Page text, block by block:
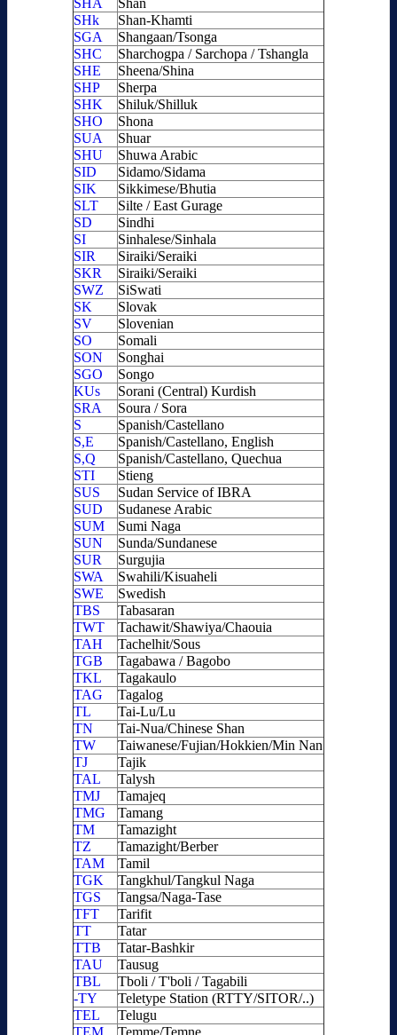
SHA
Shan
SHk
Shan-Khamti
SGA
Shangaan/Tsonga
SHC
Sharchogpa / Sarchopa / Tshangla
SHE
Sheena/Shina
SHP
Sherpa
SHK
Shiluk/Shilluk
SHO
Shona
SUA
Shuar
SHU
Shuwa Arabic
SID
Sidamo/Sidama
SIK
Sikkimese/Bhutia
SLT
Silte / East Gurage
SD
Sindhi
SI
Sinhalese/Sinhala
SIR
Siraiki/Seraiki
SKR
Siraiki/Seraiki
SWZ
SiSwati
SK
Slovak
SV
Slovenian
SO
Somali
SON
Songhai
SGO
Songo
KUs
Sorani (Central) Kurdish
SRA
Soura / Sora
S
Spanish/Castellano
S,E
Spanish/Castellano, English
S,Q
Spanish/Castellano, Quechua
STI
Stieng
SUS
Sudan Service of IBRA
SUD
Sudanese Arabic
SUM
Sumi Naga
SUN
Sunda/Sundanese
SUR
Surgujia
SWA
Swahili/Kisuaheli
SWE
Swedish
TBS
Tabasaran
TWT
Tachawit/Shawiya/Chaouia
TAH
Tachelhit/Sous
TGB
Tagabawa / Bagobo
TKL
Tagakaulo
TAG
Tagalog
TL
Tai-Lu/Lu
TN
Tai-Nua/Chinese Shan
TW
Taiwanese/Fujian/Hokkien/Min Nan
TJ
Tajik
TAL
Talysh
TMJ
Tamajeq
TMG
Tamang
TM
Tamazight
TZ
Tamazight/Berber
TAM
Tamil
TGK
Tangkhul/Tangkul Naga
TGS
Tangsa/Naga-Tase
TFT
Tarifit
TT
Tatar
TTB
Tatar-Bashkir
TAU
Tausug
TBL
Tboli / T'boli / Tagabili
-TY
Teletype Station (RTTY/SITOR/..)
TEL
Telugu